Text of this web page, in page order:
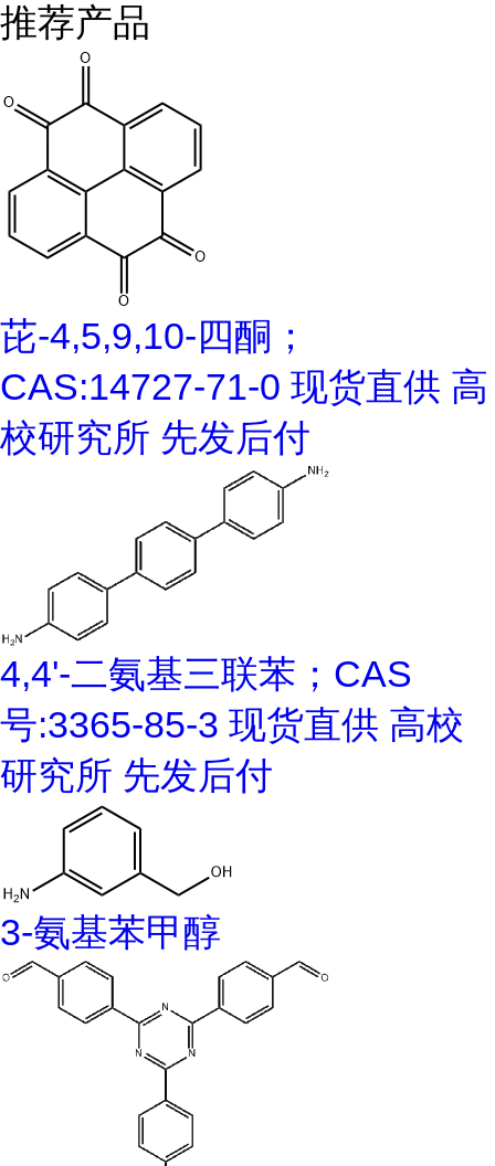
推荐产品
芘-4,5,9,10-四酮；
CAS:14727-71-0 现货直供 高
校研究所 先发后付
4,4'-二氨基三联苯；CAS
号:3365-85-3 现货直供 高校
研究所 先发后付
3-氨基苯甲醇